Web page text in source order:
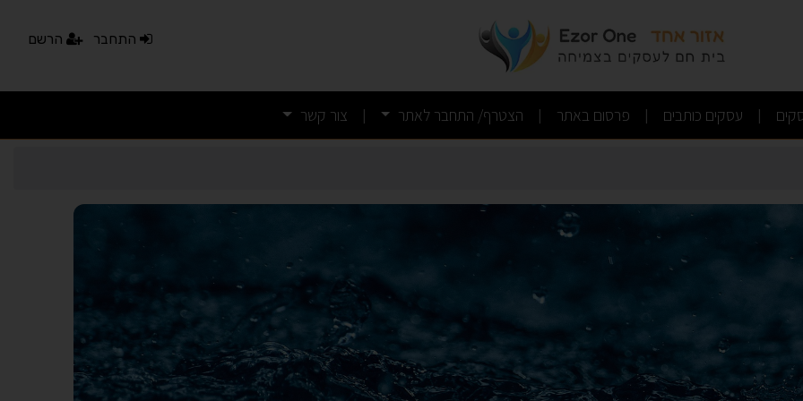
שיפוצים התחבר הרשם
| עסקים כותבים | פרסום באתר | הצטרף/ התחבר לאתר | צור קשר